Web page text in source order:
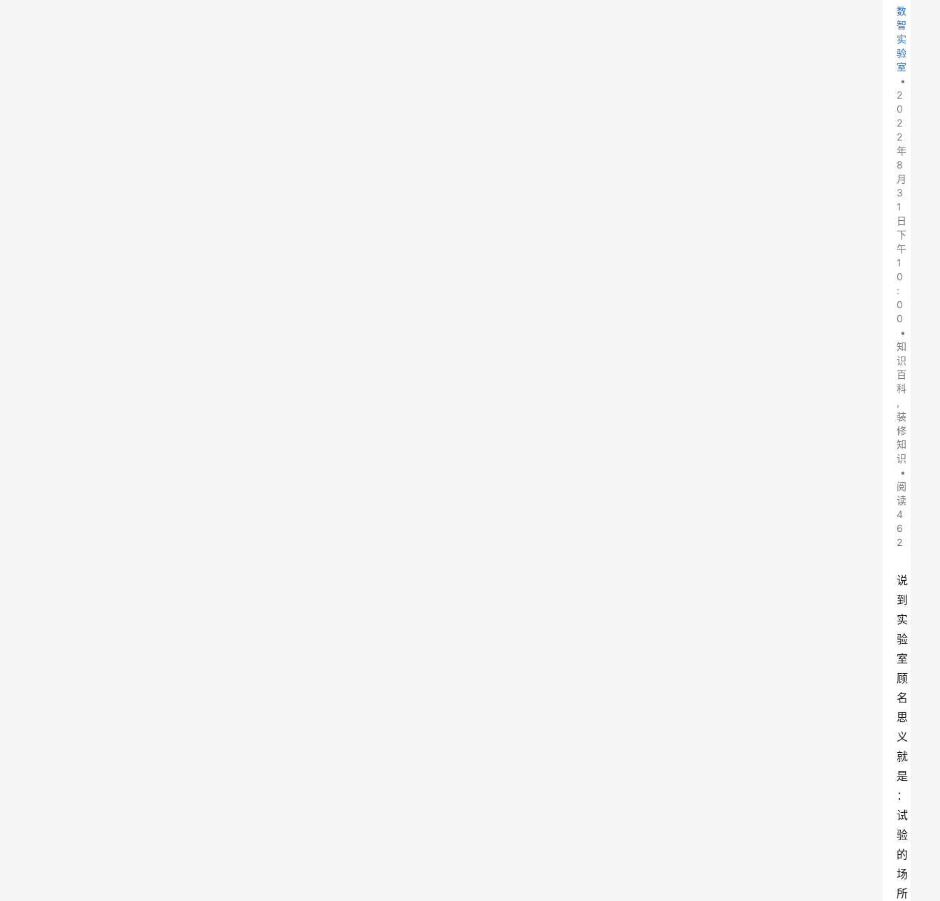
数
智
实
验
室
•
2
0
2
2
年
8
月
3
1
日
下
午
1
0
:
0
0
•
知
识
百
科
,
装
修
知
识
•
阅
读
4
6
2
说
到
实
验
室
顾
名
思
义
就
是
：
试
验
的
场
所